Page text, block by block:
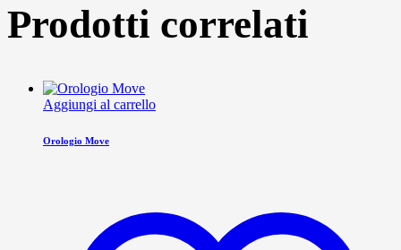
Prodotti correlati
Aggiungi al carrello
Orologio Move